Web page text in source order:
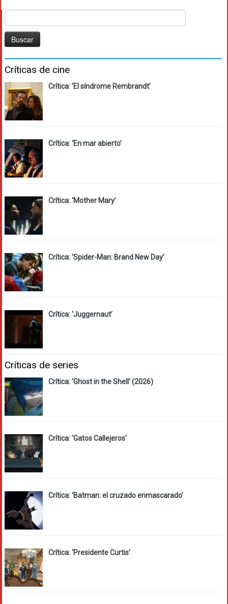
Críticas de cine
Crítica: ‘El síndrome Rembrandt’
Crítica: ‘En mar abierto’
Crítica: ‘Mother Mary’
Crítica: ‘Spider-Man: Brand New Day’
Crítica: ‘Juggernaut’
Críticas de series
Crítica: ‘Ghost in the Shell’ (2026)
Crítica: ‘Gatos Callejeros’
Crítica: ‘Batman: el cruzado enmascarado’
Crítica: ‘Presidente Curtis’